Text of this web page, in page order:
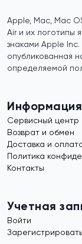
Apple, Mac, Mac
Air и их логотипы
знаками Apple
опубликованная
определяемой
Информация
Сервисный центр
Возврат и обмен
Доставка и
Политика
Контакты
Учетная
Войти